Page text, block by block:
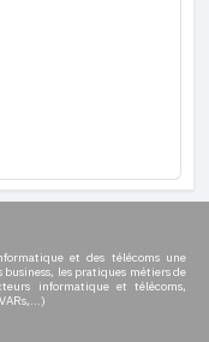
et des télécoms une
les pratiques métiers de
informatique et télécoms,